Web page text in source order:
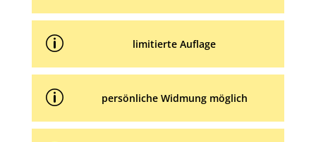
p limitierte Auflage
p persönliche Widmung möglich